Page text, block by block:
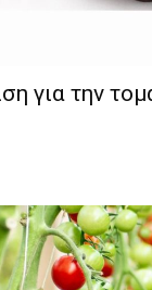
για την